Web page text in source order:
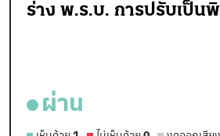
ร่าง พ.ร.บ. การปรับเป็น
ผ่าน